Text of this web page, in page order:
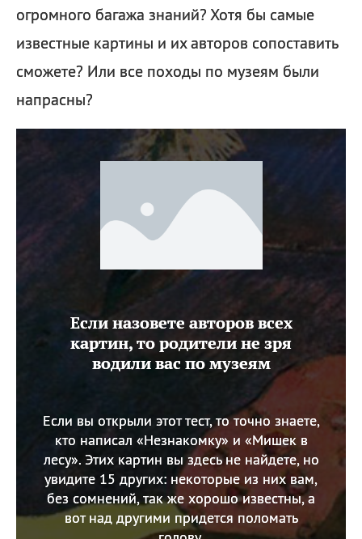
огромного багажа знаний? Хотя бы самые
известные картины и их авторов сопоставить
сможете? Или все походы по музеям были
напрасны?
Если назовете авторов всех
картин, то родители не зря
водили вас по музеям
Если вы открыли этот тест, то точно знаете,
кто написал «Незнакомку» и «Мишек в
лесу». Этих картин вы здесь не найдете, но
увидите 15 других: некоторые из них вам,
без сомнений, так же хорошо известны, а
вот над другими придется поломать